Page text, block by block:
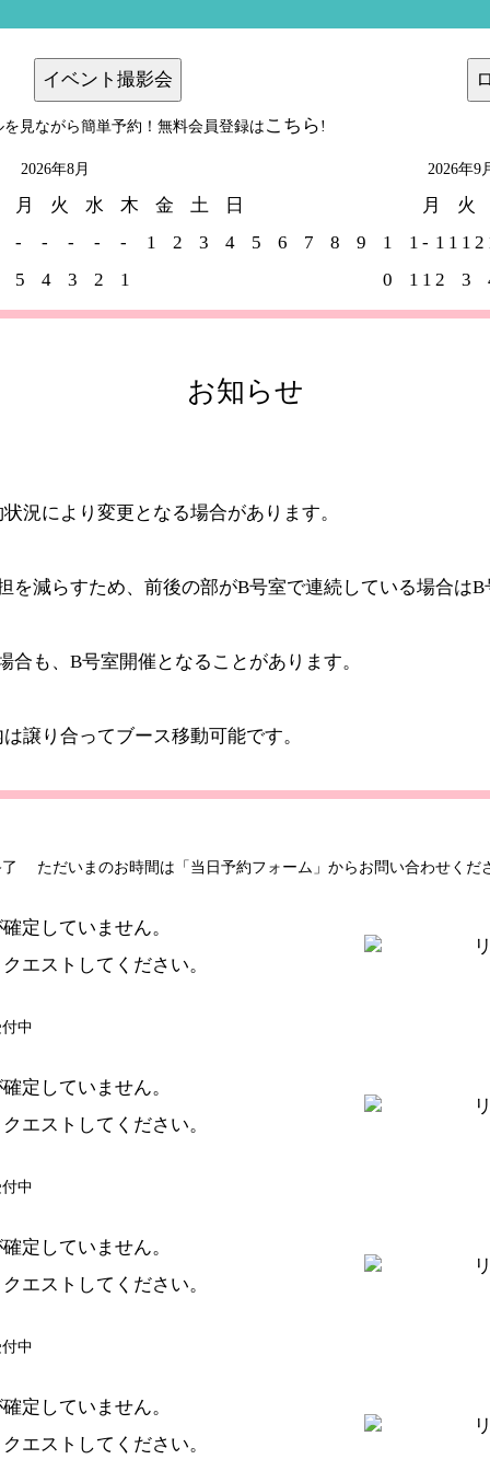
イベント撮影会
見ながら簡単予約！無料会員登録はこちら!
2026年8月
月 火 水 木 金 土
日
-
5
-
4
-
3
-
2
-
1
1 2 3 4 5 6 7 8 9
1
0
1
1
1
2
1
3
2026年9
月
火
-
1
1 2
お知らせ
況により変更となる場合があります。
を減らすため、前後の部がB号室で連続している場合は
も、B号室開催となることがあります。
譲り合ってブース移動可能です。
ただいまのお時間は「当日予約フォーム」からお問い合わせくだ
定していません。
エスト してください。
中
定していません。
エスト してください。
中
定していません。
エスト してください。
中
定していません。
エスト してください。